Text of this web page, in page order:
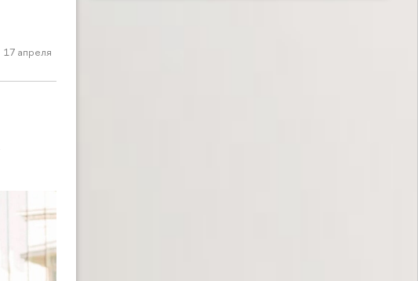
17 апреля